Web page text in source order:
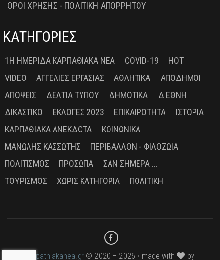
ΟΡΟΙ ΧΡΗΣΗΣ - ΠΟΛΙΤΙΚΗ ΑΠΟΡΡΗΤΟΥ
ΚΑΤΗΓΟΡΙΕΣ
1Η ΗΜΕΡΊΔΑ ΚΑΡΠΑΘΙΑΚΆ ΝΈΑ COVID-19
HOT
VIDEO
ΑΓΓΕΛΊΕΣ ΕΡΓΑΣΊΑΣ ΑΘΛΗΤΙΚΆ
ΑΠΌΔΗΜΟΙ
ΑΠΌΨΕΙΣ
ΔΕΛΤΊΑ ΤΎΠΟΥ ΔΗΜΟΤΙΚΆ
ΔΙΕΘΝΉ
ΔΙΚΑΣΤΙΚΌ
ΕΚΛΟΓΈΣ 2023 ΕΠΙΚΑΙΡΌΤΗΤΑ
ΙΣΤΟΡΊΑ
ΚΑΡΠΑΘΙΑΚΆ ΑΝΈΚΔΟΤΑ
ΚΟΙΝΩΝΙΚΆ
ΜΑΝΏΛΗΣ ΚΑΣΣΏΤΗΣ
ΠΕΡΙΒΆΛΛΟΝ - ΦΙΛΟΖΩΊΑ
ΠΟΛΙΤΙΣΜΌΣ
ΠΡΌΣΩΠΑ
ΣΑΝ ΣΉΜΕΡΑ ...
ΤΟΥΡΙΣΜΌΣ
ΧΩΡΊΣ ΚΑΤΗΓΟΡΊΑ ΠΟΛΙΤΙΚΉ
karpathiakanea.gr© 2020 – 2026 • made with by